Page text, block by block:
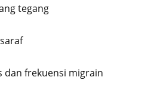
tegang
dan frekuensi migrain